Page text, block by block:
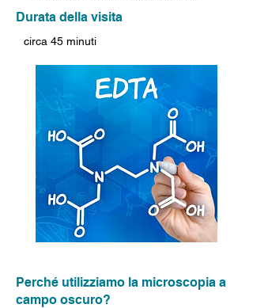
Durata della visita
circa 45 minuti
Perché utilizziamo la microscopia a
campo oscuro?